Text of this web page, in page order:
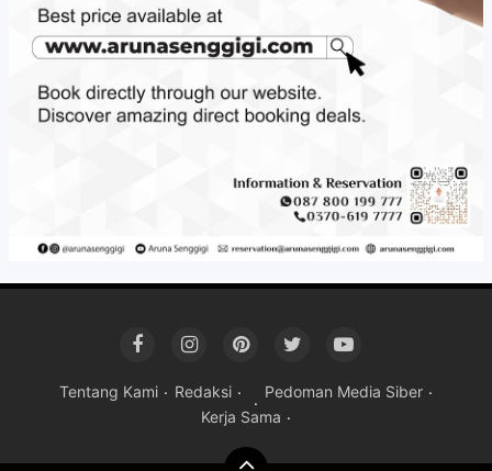
Tentang Kami Redaksi
Pedoman Media Siber
Kerja Sama